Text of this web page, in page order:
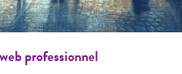
professionnel